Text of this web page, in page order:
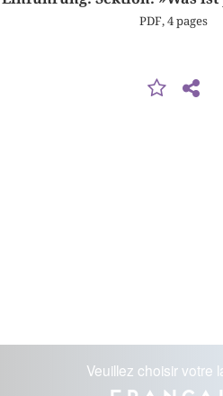
PDF, 4 pages
Veuillez choisir votre